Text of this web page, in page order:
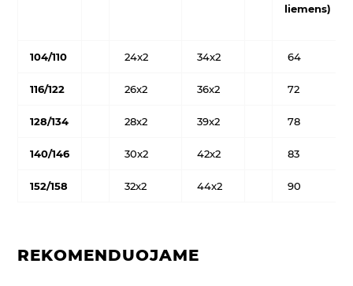
liemens)
104/110 24x2 34x2 64
116/122 26x2 36x2 72
128/134 28x2 39x2 78
140/146 30x2 42x2 83
152/158 32x2 44x2 90
REKOMENDUOJAME